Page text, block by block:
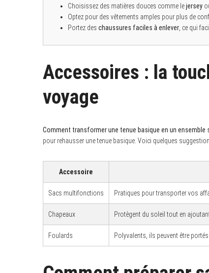
Choisissez des matières douces comme lejersey
Optez pour des vêtements amples pour plus de
Portez des chaussures faciles à enlever , ce qui
Accessoires : la
voyage
Comment transformer une tenue basique en un ensemble
pour rehausser une tenue basique. Voici quelques
Accessoire
Sacs multifonctions Pratiques pour transporter vos
Chapeaux Protègent du soleil tout en
Foulards Polyvalents, ils peuvent être